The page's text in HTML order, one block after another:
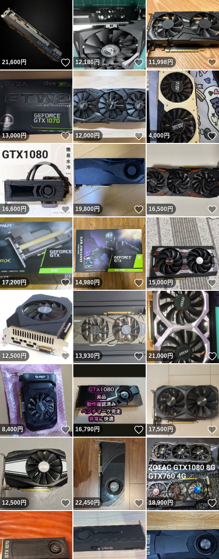
21,600円 いいね！
12,180円 いいね！
11,998円
13,000円 いいね！
12,000 円 いいね！
4,000円
16,600 円 いいね！
19,800円 いいね！
16,500円
17,200円 いいね！
14,980円 いいね！
15,000円
12,500 円 いいね！
13,930円 いいね！
21,000円
8,400円 いいね！
16,790円 いいね！
17,500円
12,500円 いいね！
22,450円 いいね！
18,900円